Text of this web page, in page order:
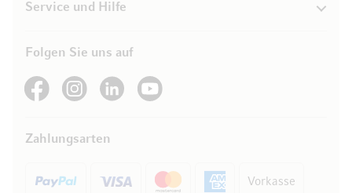
Service und Hilfe
Folgen Sie uns auf
See our FacebookSee our Instagram account
See our LinkedInSee our YouTube channel
Zahlungsarten
Vorkasse